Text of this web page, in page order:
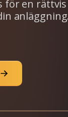
för en
anläggning.